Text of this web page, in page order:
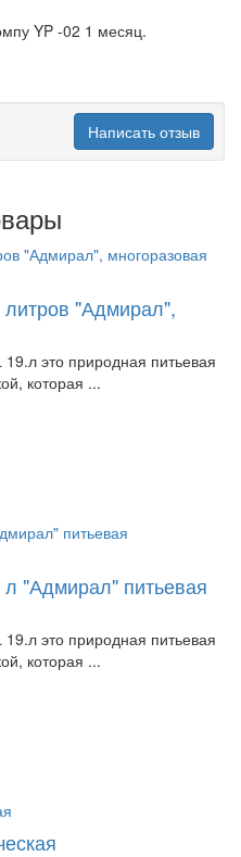
YP -02 1 месяц.
Написать отзыв
"Адмирал",
это природная питьевая
которая ...
"Адмирал" питьевая
это природная питьевая
которая ...